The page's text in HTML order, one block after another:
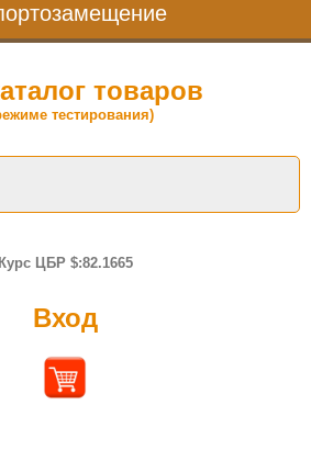
товаров
тестирования)
Курс ЦБР $:82.1665
Вход